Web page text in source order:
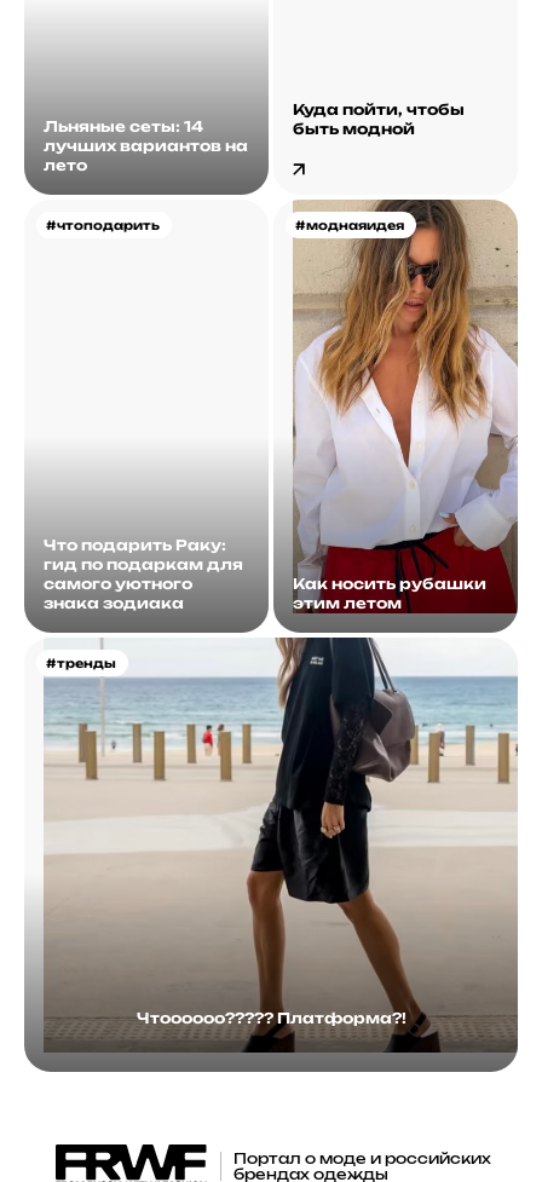
Льняные сеты: 14
лучших вариантов на
лето
Куда пойти, чтобы
быть модной
#чтоподарить
Что подарить Раку:
гид по подаркам для
самого уютного
знака зодиака
#моднаяидея
Как носить рубашки
этим летом
#тренды
Чтоооооо????? Платформа?!
Портал о моде и российских
брендах одежды